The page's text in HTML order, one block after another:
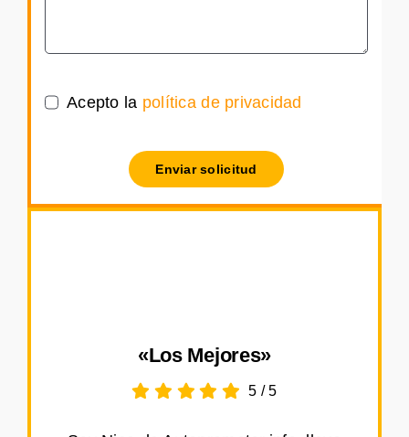
Acepto la política de privacidad
Enviar solicitud
«Los Mejores»
5 /5